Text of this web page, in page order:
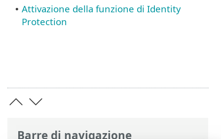
Barre di navigazione
• Attivazione della funzione di Identity
Protection